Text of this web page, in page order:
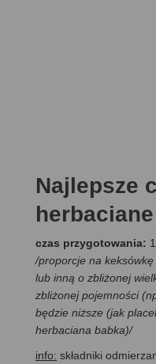
Najlepsze
herbaciane
czas przygotowania:
/proporcje na
lub inną o zbliżonej
zbliżonej pojemności
będzie niższe (jak
herbaciana babka)/
info: składniki